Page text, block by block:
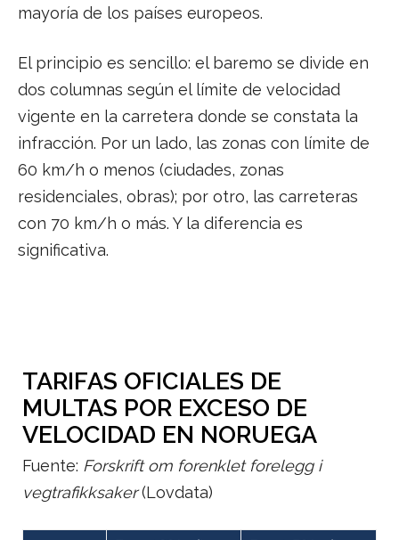
mayoría de los países europeos.
El principio es sencillo: el baremo se divide en
dos columnas según el límite de velocidad
vigente en la carretera donde se constata la
infracción. Por un lado, las zonas con límite de
60 km/h o menos (ciudades, zonas
residenciales, obras); por otro, las carreteras
con 70 km/h o más. Y la diferencia es
significativa.
TARIFAS OFICIALES DE
MULTAS POR EXCESO DE
VELOCIDAD EN NORUEGA
Fuente: Forskrift om forenklet forelegg i
vegtrafikksaker(Lovdata)